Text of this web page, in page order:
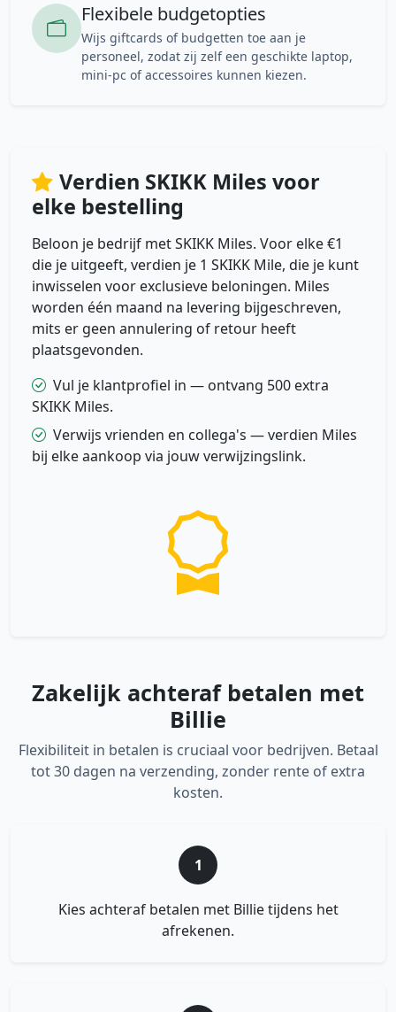
Flexibele budgetopties
Wijs giftcards of budgetten toe aan je
personeel, zodat zij zelf een geschikte laptop,
mini-pc of accessoires kunnen kiezen.
Verdien SKIKK Miles voor
elke bestelling
Beloon je bedrijf met SKIKK Miles. Voor elke €1
die je uitgeeft, verdien je 1 SKIKK Mile, die je kunt
inwisselen voor exclusieve beloningen. Miles
worden één maand na levering bijgeschreven,
mits er geen annulering of retour heeft
plaatsgevonden.
Vul je klantprofiel in — ontvang 500 extra
SKIKK Miles.
Verwijs vrienden en collega's — verdien Miles
bij elke aankoop via jouw verwijzingslink.
Zakelijk achteraf betalen met
Billie
Flexibiliteit in betalen is cruciaal voor bedrijven. Betaal
tot 30 dagen na verzending, zonder rente of extra
kosten.
1
Kies achteraf betalen met Billie tijdens het
afrekenen.